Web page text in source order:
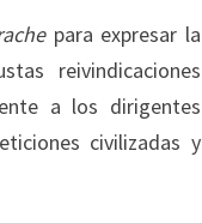
para expresar la
reivindicaciones
a los dirigentes
civilizadas y